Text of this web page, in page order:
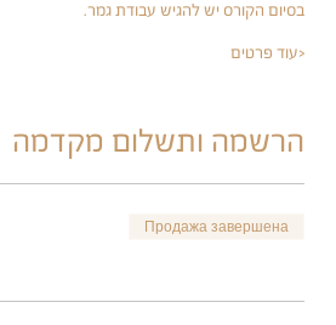
בסיום הקורס יש להגיש עבודת גמר.
עוד פרטים>
הרשמה ותשלום מקדמה
Продажа завершена